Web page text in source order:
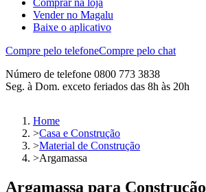
Vender no Magalu
Baixe o aplicativo
Compre pelo telefoneCompre pelo chat
Número de telefone 0800 773 3838
Seg. à Dom. exceto feriados das 8h às 20h
Home
>Casa e Construção
>Material de Construção
>Argamassa
Argamassa para Construção